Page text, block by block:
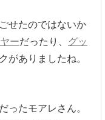
せたのではないか
ーだったり、 グッ
がありましたね。
ったモアレさん。